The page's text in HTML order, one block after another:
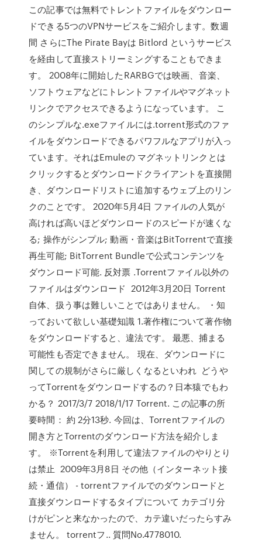
この記事では無料でトレントファイルをダウンロー
ドできる5つのVPNサービスをご紹介します。数週
間 さらにThe Pirate Bayは Bitlord というサービス
を経由して直接ストリーミングすることもできま
す。 2008年に開始したRARBGでは映画、音楽、
ソフトウェアなどにトレントファイルやマグネット
リンクでアクセスできるようになっています。 こ
のシンプルな.exeファイルには.torrent形式のファ
イルをダウンロードできるパワフルなアプリが入っ
ています。それはEmuleの マグネットリンクとは
クリックするとダウンロードクライアントを直接開
き、ダウンロードリストに追加するウェブ上のリン
クのことです。 2020年5月4日 ファイルの人気が
高ければ高いほどダウンロードのスピードが速くな
る; 操作がシンプル; 動画・音楽はBitTorrentで直接
再生可能; BitTorrent Bundleで公式コンテンツを
ダウンロード可能. 反対票 .Torrentファイル以外の
ファイルはダウンロード 2012年3月20日 Torrent
自体、扱う事は難しいことではありません。 ・知
っておいて欲しい基礎知識 1.著作権について著作物
をダウンロードすると、違法です。 最悪、捕まる
可能性も否定できません。 現在、ダウンロードに
関しての規制がさらに厳しくなるといわれ どうや
ってTorrentをダウンロードするの？日本猿でもわ
かる？ 2017/3/7 2018/1/17 Torrent. この記事の所
要時間： 約 2分13秒. 今回は、Torrentファイルの
開き方とTorrentのダウンロード方法を紹介しま
す。 ※Torrentを利用して違法ファイルのやりとり
は禁止 2009年3月8日 その他（インターネット接
続・通信） - torrentファイルでのダウンロードと
直接ダウンロードするタイプについて カテゴリ分
けがピンと来なかったので、カテ違いだったらすみ
ません。 torrentフ.. 質問No.4778010.